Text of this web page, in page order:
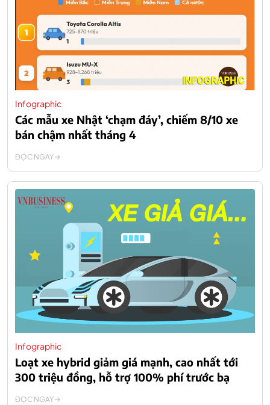
Infographic
Các mẫu xe Nhật ‘chạm đáy’, chiếm 8/10 xe
bán chậm nhất tháng 4
ĐỌC NGAY
Infographic
Loạt xe hybrid giảm giá mạnh, cao nhất tới
300 triệu đồng, hỗ trợ 100% phí trước bạ
ĐỌC NGAY